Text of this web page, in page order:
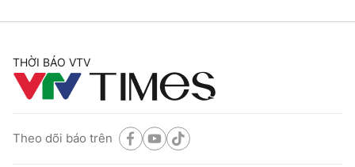
THỜI BÁO VTV
Theo dõi báo trên